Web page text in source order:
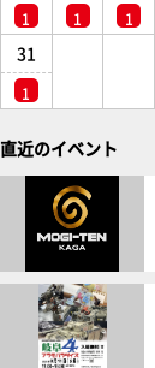
1 1 1
31
1
直近のイベント